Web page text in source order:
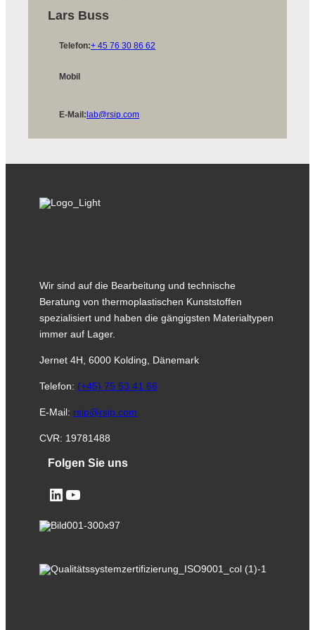
Lars Buss
Telefon:+ 45 76 30 86 62
Mobil
E-Mail: lab@rsip.com
Wir sind auf die Bearbeitung und technische
Beratung von thermoplastischen Kunststoffen
spezialisiert und haben die gängigsten Materialtypen
immer auf Lager.
Jernet 4H, 6000 Kolding, Dänemark
Telefon: (+45) 75 53 41 66
E-Mail: rsip@rsip.com
CVR: 19781488
Folgen Sie uns
LinkedIn
YouTube